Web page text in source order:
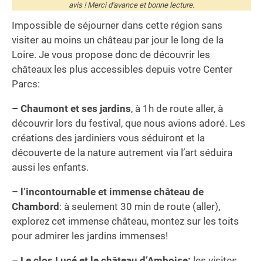
avis ! Merci d'avance et bonne lecture.
Impossible de séjourner dans cette région sans
visiter au moins un château par jour le long de la
Loire. Je vous propose donc de découvrir les
châteaux les plus accessibles depuis votre Center
Parcs:
– Chaumont et ses jardins, à 1h de route aller, à
découvrir lors du festival, que nous avions adoré. Les
créations des jardiniers vous séduiront et la
découverte de la nature autrement via l’art séduira
aussi les enfants.
– l’incontournable et immense château de
Chambord : à seulement 30 min de route (aller),
explorez cet immense château, montez sur les toits
pour admirer les jardins immenses!